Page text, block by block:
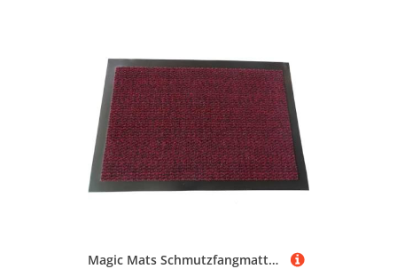
Magic Mats Schmutzfangmatte Türmatte Bern Farbe Rot ca. 120 x 250 cm